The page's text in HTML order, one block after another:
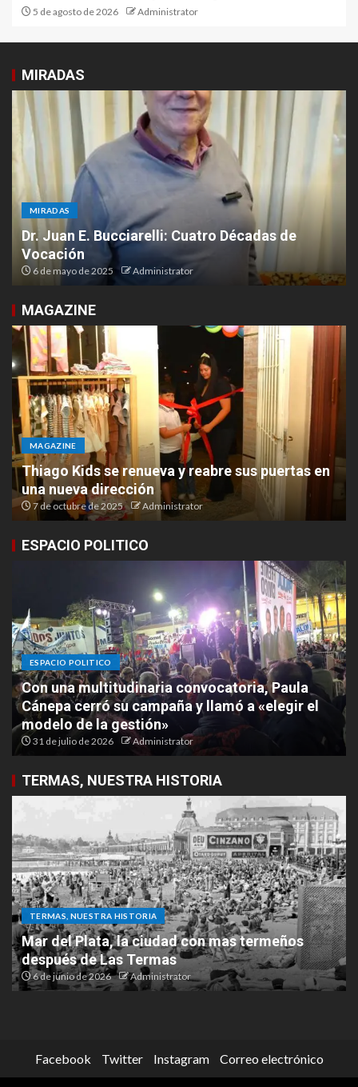
5 de agosto de 2026 Administrator
MIRADAS
MIRADAS
Malvinas en el corazón: un homenaje desde las
Termas al Aconcagua
3 de abril de 2025 Administrator
MAGAZINE
MAGAZINE
Lovelia presentó su nuevo espacio en Ruta 9 y
Chacabuco
6 de octubre de 2025 Administrator
ESPACIO POLITICO
ESPACIO POLITICO
Masiva caravana de Domingo Gatella marcó el
cierre de campaña rumbo a las elecciones
municipales
30 de julio de 2026 Administrator
TERMAS, NUESTRA HISTORIA
TERMAS, NUESTRA HISTORIA
La histórica filmación de “El Cabo Savino” que
tuvo a Las Termas como protagonista
20 de mayo de 2026 Administrator
Facebook Twitter Instagram Correo electrónico